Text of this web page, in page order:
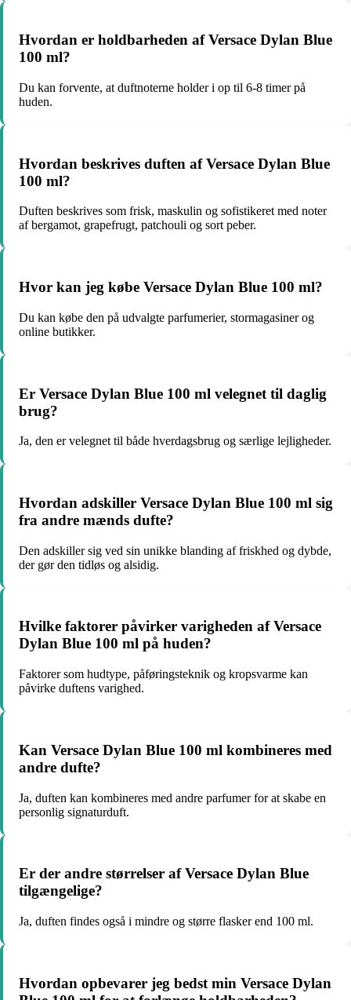
Hvordan er holdbarheden af Versace Dylan Blue
100 ml?
Du kan forvente, at duftnoterne holder i op til 6-8 timer på
huden.
Hvordan beskrives duften af Versace Dylan Blue
100 ml?
Duften beskrives som frisk, maskulin og sofistikeret med noter
af bergamot, grapefrugt, patchouli og sort peber.
Hvor kan jeg købe Versace Dylan Blue 100 ml?
Du kan købe den på udvalgte parfumerier, stormagasiner og
online butikker.
Er Versace Dylan Blue 100 ml velegnet til daglig
brug?
Ja, den er velegnet til både hverdagsbrug og særlige lejligheder.
Hvordan adskiller Versace Dylan Blue 100 ml sig
fra andre mænds dufte?
Den adskiller sig ved sin unikke blanding af friskhed og dybde,
der gør den tidløs og alsidig.
Hvilke faktorer påvirker varigheden af Versace
Dylan Blue 100 ml på huden?
Faktorer som hudtype, påføringsteknik og kropsvarme kan
påvirke duftens varighed.
Kan Versace Dylan Blue 100 ml kombineres med
andre dufte?
Ja, duften kan kombineres med andre parfumer for at skabe en
personlig signaturduft.
Er der andre størrelser af Versace Dylan Blue
tilgængelige?
Ja, duften findes også i mindre og større flasker end 100 ml.
Hvordan opbevarer jeg bedst min Versace Dylan